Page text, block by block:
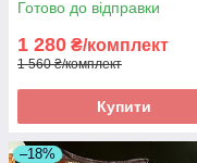
Готово до відправки
1 280 ₴/комплект
1 560 ₴/комплект
Купити
–18%